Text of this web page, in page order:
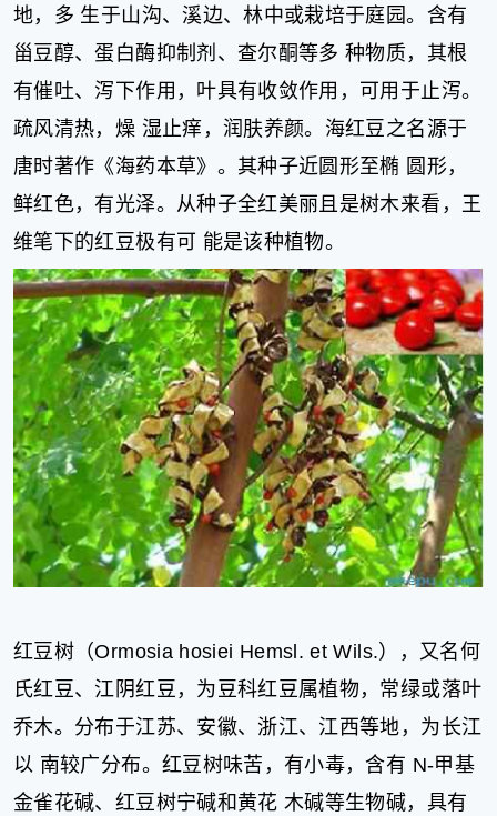
地，多 生于山沟、溪边、林中或栽培于庭园。含有
甾豆醇、蛋白酶抑制剂、查尔酮等多 种物质，其根
有催吐、泻下作用，叶具有收敛作用，可用于止泻。
疏风清热，燥 湿止痒，润肤养颜。海红豆之名源于
唐时著作《海药本草》。其种子近圆形至椭 圆形，
鲜红色，有光泽。从种子全红美丽且是树木来看，王
维笔下的红豆极有可 能是该种植物。
红豆树（Ormosia hosiei Hemsl. et Wils.），又名何
氏红豆、江阴红豆，为豆科红豆属植物，常绿或落叶
乔木。分布于江苏、安徽、浙江、江西等地，为长江
以 南较广分布。红豆树味苦，有小毒，含有 N-甲基
金雀花碱、红豆树宁碱和黄花 木碱等生物碱，具有